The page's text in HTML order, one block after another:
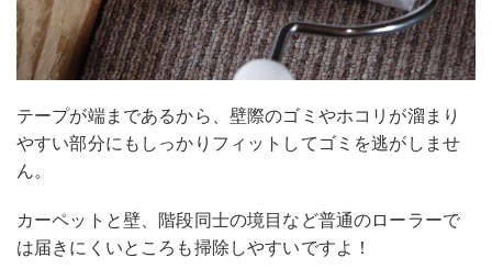
テープが端まであるから、壁際のゴミやホコリが溜まり
やすい部分にもしっかりフィットしてゴミを逃がしませ
ん。
カーペットと壁、階段同士の境目など普通のローラーで
は届きにくいところも掃除しやすいですよ！